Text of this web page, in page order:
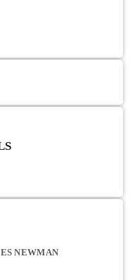
NEWMAN